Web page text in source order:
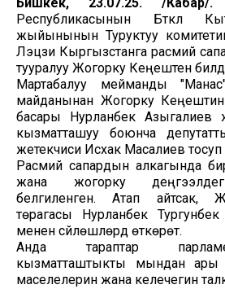
Республикасынын Бүткүл
жыйынынын Туруктуу
Лэцзи Кыргызстанга расмий
тууралуу Жогорку Кеңештен
Мартабалуу мейманды
майданынан Жогорку
басары Нурланбек
кызматташуу боюнча
жетекчиси Исхак Масалиев
Расмий сапардын алкагында
жана жогорку
белгиленген. Атап айтсак,
төрагасы Нурланбек
менен сүйлөшүүлөрдү өткөрөт.
Анда тараптар
кызматташтыкты мындан ары
маселелерин жана келечегин